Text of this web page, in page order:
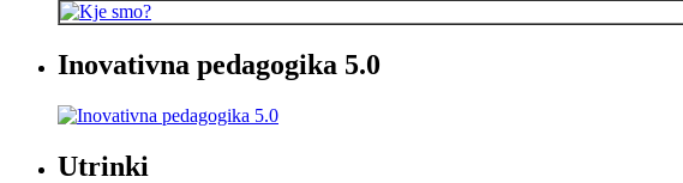
Inovativna pedagogika 5.0
Utrinki